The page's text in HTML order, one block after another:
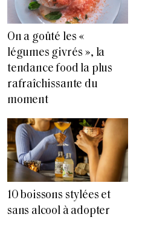
On a goûté les «
légumes givrés », la
tendance food la plus
rafraîchissante du
moment
10 boissons stylées et
sans alcool à adopter